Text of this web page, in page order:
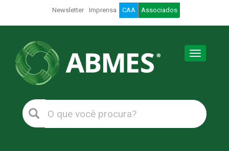
Newsletter Imprensa CAA Associados
Toggle